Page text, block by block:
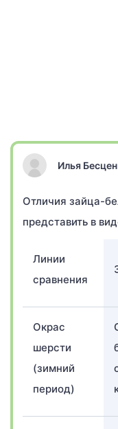
Илья
Отличия зайца-
представить в
Линии
сравнения
Окрас
шерсти
(зимний
период)